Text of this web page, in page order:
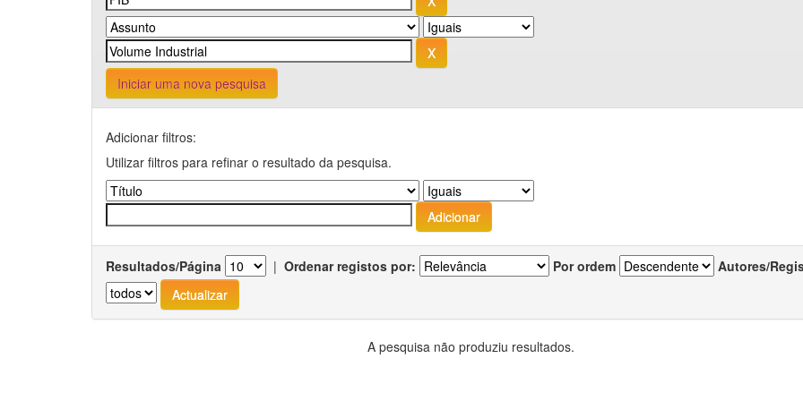
Iniciar uma nova pesquisa
Adicionar filtros:
Utilizar filtros para refinar o resultado da pesquisa.
Resultados/Página | Ordenar registos por: Por ordem Autores/
A pesquisa não produziu resultados.